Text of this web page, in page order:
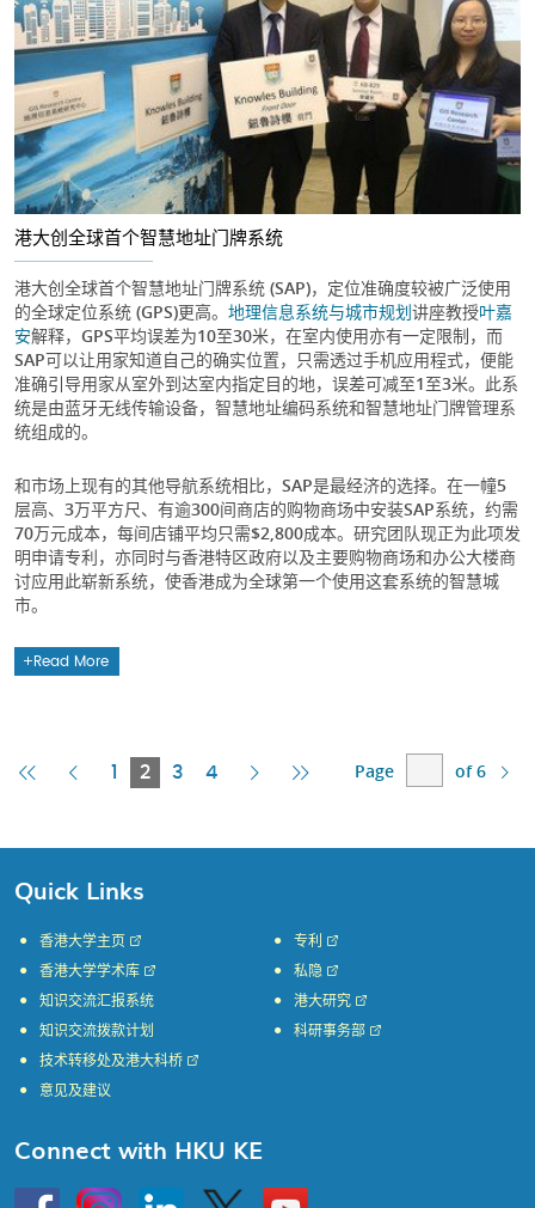
港大创全球首个智慧地址门牌系统
港大创全球首个智慧地址门牌系统 (SAP)，定位准确度较被广泛使用
的全球定位系统 (GPS)更高。 地理信息系统与城市规划讲座教授叶嘉
安解释，GPS平均误差为10至30米，在室内使用亦有一定限制，而
SAP可以让用家知道自己的确实位置，只需透过手机应用程式，便能
准确引导用家从室外到达室内指定目的地，误差可减至1至3米。此系
统是由蓝牙无线传输设备，智慧地址编码系统和智慧地址门牌管理系
统组成的。
和市场上现有的其他导航系统相比，SAP是最经济的选择。在一幢5
层高、3万平方尺、有逾300间商店的购物商场中安装SAP系统，约需
70万元成本，每间店铺平均只需$2,800成本。研究团队现正为此项发
明申请专利，亦同时与香港特区政府以及主要购物商场和办公大楼商
讨应用此崭新系统，使香港成为全球第一个使用这套系统的智慧城
市。
Read More
FirstPrevious
1 2Current
3 4
Next Last
Page of 6
Quick Links
香港大学主页
香港大学学术库
知识交流汇报系统
知识交流拨款计划
专利
私隐
港大研究
科研事务部
技术转移处及港大科桥
意见及建议
Connect with HKU KE
InstagramLinkedin Twitter
Go